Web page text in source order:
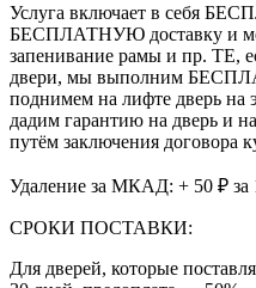
Услуга включает в себя
БЕСПЛАТНУЮ доставку и
запенивание рамы и пр. ТЕ,
двери, мы выполним
поднимем на лифте дверь на
дадим гарантию на дверь и
путём заключения договора
Удаление за МКАД: + 50 ₽ за
СРОКИ ПОСТАВКИ:
Для дверей, которые